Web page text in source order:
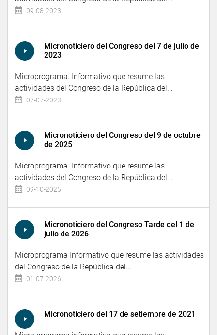
09-08-2023
Micronoticiero del Congreso del 7 de julio de
2023
Microprograma. Informativo que resume las
actividades del Congreso de la República del...
07-07-2023
Micronoticiero del Congreso del 9 de octubre
de 2025
Microprograma. Informativo que resume las
actividades del Congreso de la República del...
09-10-2025
Micronoticiero del Congreso Tarde del 1 de
julio de 2026
Microprograma Informativo que resume las actividades
del Congreso de la República del...
01-07-2026
Micronoticiero del 17 de setiembre de 2021